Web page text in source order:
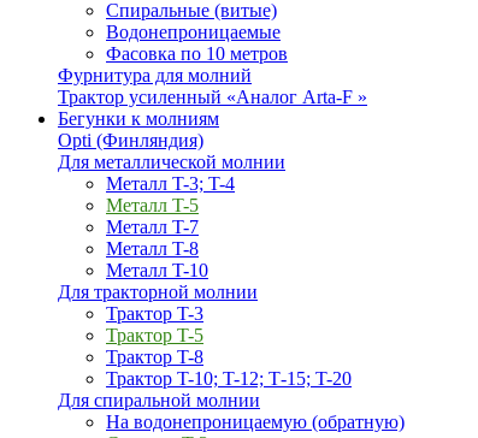
Спиральные (витые)
Водонепроницаемые
Фасовка по 10 метров
Фурнитура для молний
Трактор усиленный «Аналог Arta-F »
Бегунки к молниям
Opti (Финляндия)
Для металлической молнии
Металл T-3; T-4
Металл T-5
Металл T-7
Металл T-8
Металл T-10
Для тракторной молнии
Трактор T-3
Трактор T-5
Трактор T-8
Трактор T-10; T-12; Т-15; T-20
Для спиральной молнии
На водонепроницаемую (обратную)